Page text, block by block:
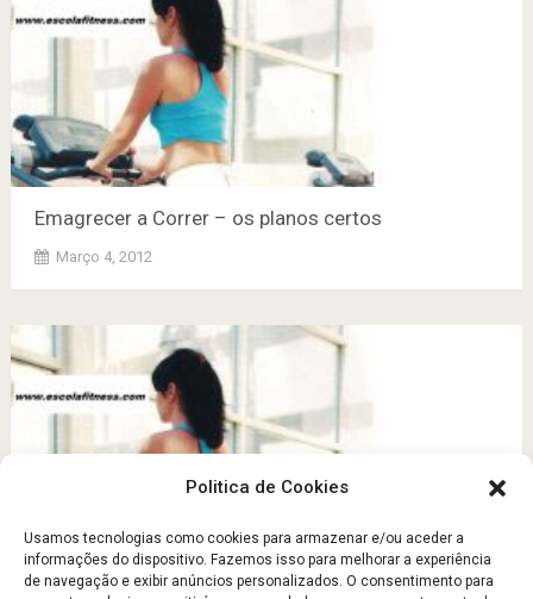
Politica de Cookies
Usamos tecnologias como cookies para armazenar e/ou aceder a
informações do dispositivo. Fazemos isso para melhorar a experiência
de navegação e exibir anúncios personalizados. O consentimento para
Emagrecer a Correr – os planos certos
Março 4, 2012
Emagrecer a Correr – os planos certos